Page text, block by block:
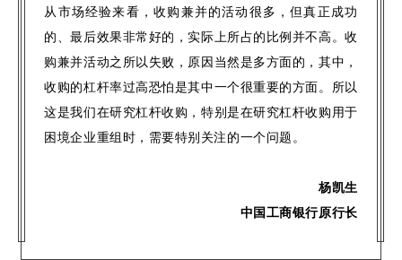
从市场经验来看，收购兼并的活动很多，但真正成功
的、最后效果非常好的，实际上所占的比例并不高。收
购兼并活动之所以失败，原因当然是多方面的，其中，
收购的杠杆率过高恐怕是其中一个很重要的方面。所以
这是我们在研究杠杆收购，特别是在研究杠杆收购用于
困境企业重组时，需要特别关注的一个问题。
杨凯生
中国工商银行原行长